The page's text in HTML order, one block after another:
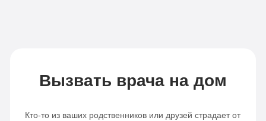
Вызвать врача на дом
Кто-то из ваших родственников или друзей страдает от